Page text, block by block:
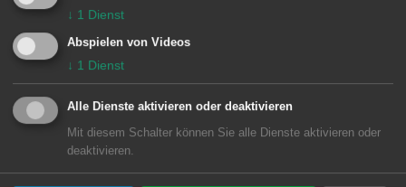
Onatsfeld
Röthardt
Unterrombach
Weidenfeld
↓ 1 Dienst
Abspielen von Videos
↓ 1 Dienst
Alle Dienste aktivieren oder deaktivieren
Mit diesem Schalter können Sie alle Dienste aktivieren oder
deaktivieren.